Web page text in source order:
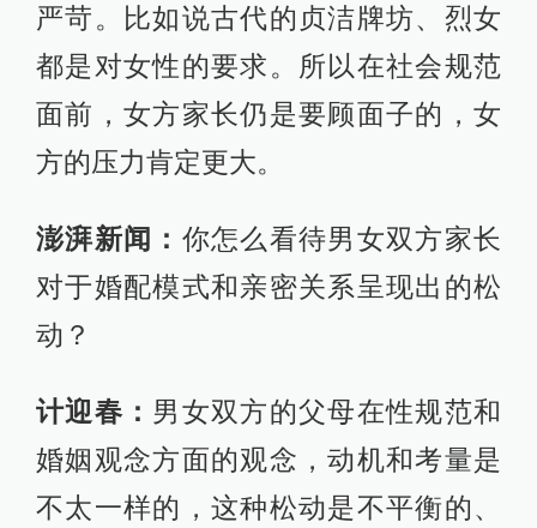
严苛。比如说古代的贞洁牌坊、烈女
都是对女性的要求。所以在社会规范
面前，女方家长仍是要顾面子的，女
方的压力肯定更大。
澎湃新闻： 你怎么看待男女双方家长
对于婚配模式和亲密关系呈现出的松
动？
计迎春： 男女双方的父母在性规范和
婚姻观念方面的观念，动机和考量是
不太一样的，这种松动是不平衡的、